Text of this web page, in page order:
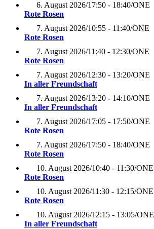
6. August 2026/17:50 - 18:40/ONE
Rote Rosen
7. August 2026/10:55 - 11:40/ONE
Rote Rosen
7. August 2026/11:40 - 12:30/ONE
Rote Rosen
7. August 2026/12:30 - 13:20/ONE
In aller Freundschaft
7. August 2026/13:20 - 14:10/ONE
In aller Freundschaft
7. August 2026/17:05 - 17:50/ONE
Rote Rosen
7. August 2026/17:50 - 18:40/ONE
Rote Rosen
10. August 2026/10:40 - 11:30/ONE
Rote Rosen
10. August 2026/11:30 - 12:15/ONE
Rote Rosen
10. August 2026/12:15 - 13:05/ONE
In aller Freundschaft